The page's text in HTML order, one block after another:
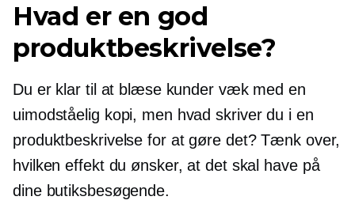
Hvad er en god
produktbeskrivelse?
Du er klar til at blæse kunder væk med en
uimodståelig kopi, men hvad skriver du i en
produktbeskrivelse for at gøre det? Tænk over,
hvilken effekt du ønsker, at det skal have på
dine butiksbesøgende.